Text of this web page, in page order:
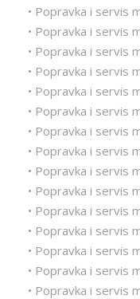
• Popravka i servis
• Popravka i servis
• Popravka i servis
• Popravka i servis
• Popravka i servis
• Popravka i servis
• Popravka i servis
• Popravka i servis
• Popravka i servis
• Popravka i servis
• Popravka i servis
• Popravka i servis
• Popravka i servis
• Popravka i servis
• Popravka i servis